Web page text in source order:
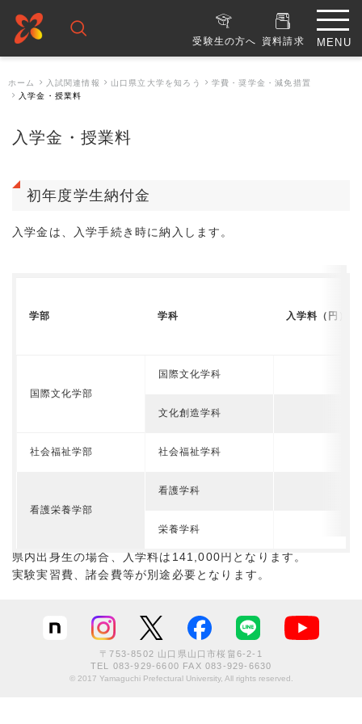
受験生の方へ 資料請求
ホーム 入試関連情報 山口県立大学を知ろう
学費・奨学金・減免措置
入学金・授業料
入学金・授業料
初年度学生納付金
入学金は、入学手続き時に納入します。
学部 学科 入学料（円）
国際文化学部
国際文化学科
文化創造学科
社会福祉学部 社会福祉学科
看護栄養学部
看護学科
栄養学科
県内出身生の場合、入学料は141,000円となります。
実験実習費、諸会費等が別途必要となります。
〒753-8502 山口県山口市桜畠6-2-1
TEL 083-929-6600 FAX 083-929-6630
© 2017 Yamaguchi Prefectural University, All rights reserved.